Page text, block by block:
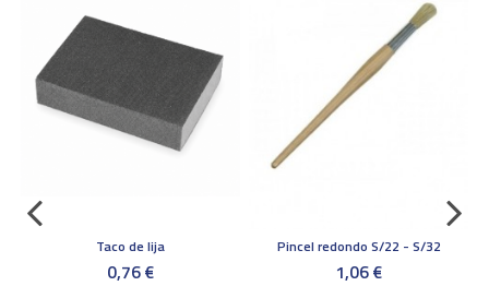
Taco de lija
0,76 €
Pincel redondo S/22 - S/32
1,06 €